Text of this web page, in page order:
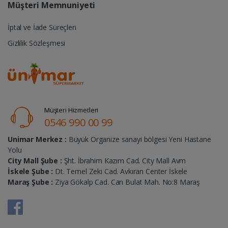
Müşteri Memnuniyeti
İptal ve İade Süreçleri
Gizlilik Sözleşmesi
Müşteri Hizmetleri
0546 990 00 99
Unimar Merkez : Büyük Organize sanayi bölgesi Yeni Hastane
Yolu
City Mall Şube : Şht. İbrahim Kazım Cad. City Mall Avm
İskele Şube : Dt. Temel Zeki Cad. Avkıran Center İskele
Maraş Şube : Ziya Gökalp Cad. Can Bulat Mah. No:8 Maraş